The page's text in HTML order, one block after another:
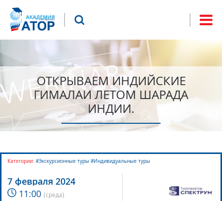
поиска
Что будем искать?
ОТКРЫВАЕМ ИНДИЙСКИЕ
ГИМАЛАИ ЛЕТОМ ШАРАДА
ИНДИИ.
7 февраля 2024
11:00 (среда)
Категории: #Экскурсионные туры #Индивидуальные туры